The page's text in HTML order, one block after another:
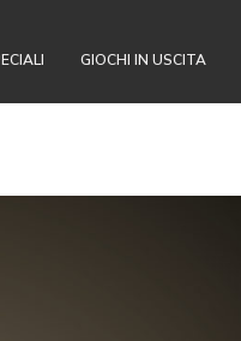
GIOCHI IN USCITA